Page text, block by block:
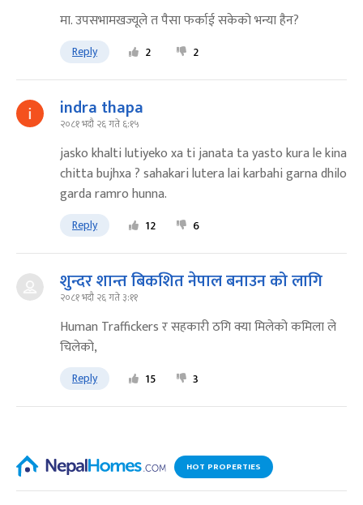
मा. उपसभामखज्यूले त पैसा फर्काई सकेको भन्या हैन?
Reply 2 2
indra thapa
२०८१ भदौ २६ गते ६:१५
jasko khalti lutiyeko xa ti janata ta yasto kura le kina
chitta bujhxa ? sahakari lutera lai karbahi garna dhilo
garda ramro hunna.
Reply 12 6
शुन्दर शान्त बिकशित नेपाल बनाउन को लागि
२०८१ भदौ २६ गते ३:११
Human Traffickers र सहकारी ठगि क्या मिलेको कमिला ले
चिलेको,
Reply 15 3
HOT PROPERTIES